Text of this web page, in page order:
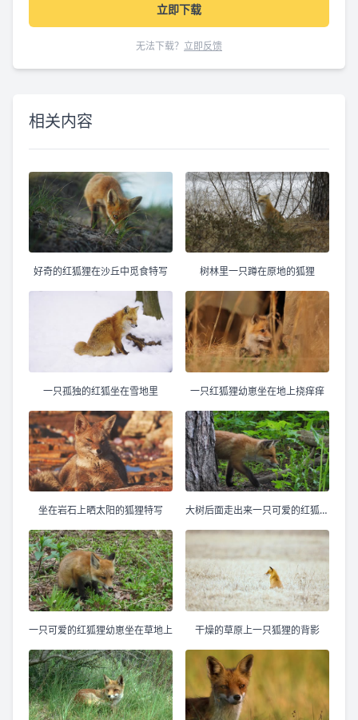
立即下载
无法下载？ 立即反馈
相关内容
好奇的红狐狸在沙丘中觅食特写 树林里一只蹲在原地的狐狸
一只孤独的红狐坐在雪地里 一只红狐狸幼崽坐在地上挠痒痒
坐在岩石上晒太阳的狐狸特写 大树后面走出来一只可爱的红狐幼崽
一只可爱的红狐狸幼崽坐在草地上 干燥的草原上一只狐狸的背影